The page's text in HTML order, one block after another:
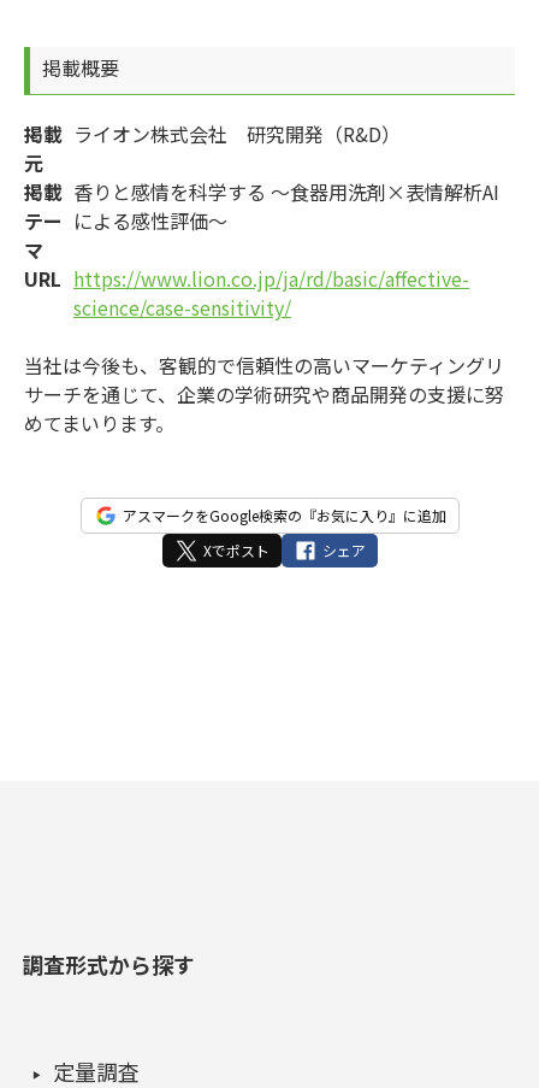
掲載概要
掲載
元
ライオン株式会社 研究開発（R&D）
掲載
テー
マ
香りと感情を科学する ～食器用洗剤×表情解析AI
による感性評価～
URL https://www.lion.co.jp/ja/rd/basic/affective-
science/case-sensitivity/
当社は今後も、客観的で信頼性の高いマーケティングリ
サーチを通じて、企業の学術研究や商品開発の支援に努
めてまいります。
アスマークをGoogle検索の『お気に入り』に追加
Xでポスト
シェア
調査形式から探す
定量調査